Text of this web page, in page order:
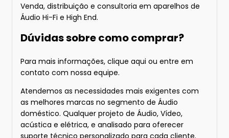
Venda, distribuição e consultoria em aparelhos de
Áudio Hi-Fi e High End.
Dúvidas sobre como comprar?
Para mais informações, clique aqui ou entre em
contato com nossa equipe.
Atendemos as necessidades mais exigentes com
as melhores marcas no segmento de Áudio
doméstico. Qualquer projeto de Áudio, Vídeo,
acústica e elétrica, e analisado para oferecer
suporte técnico personalizado para cada cliente.